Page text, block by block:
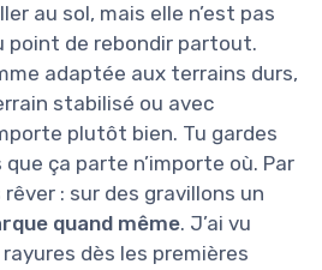
au sol, mais elle n’est pas
point de rebondir partout.
adaptée aux terrains durs,
stabilisé ou avec
plutôt bien. Tu gardes
ça parte n’importe où. Par
: sur des gravillons un
quand même. J’ai vu
dès les premières